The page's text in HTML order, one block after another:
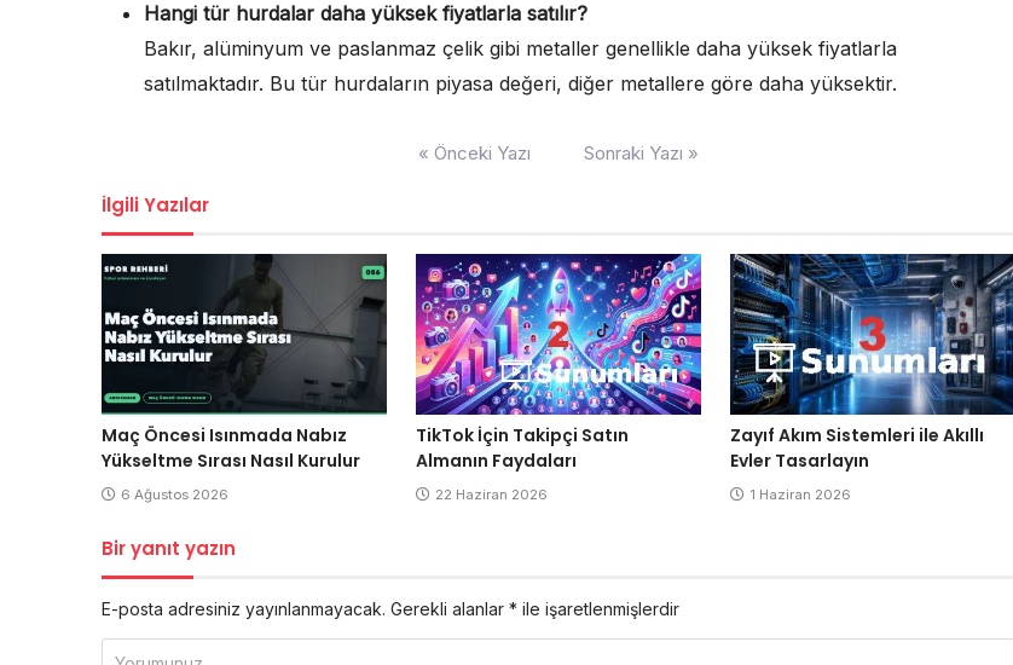
Hangi tür hurdalar daha yüksek fiyatlarla satılır?
Bakır, alüminyum ve paslanmaz çelik gibi metaller genellikle daha yüksek fiyatlarla
satılmaktadır. Bu tür hurdaların piyasa değeri, diğer metallere göre daha yüksektir.
« Önceki Yazı Sonraki Yazı »
İlgili Yazılar
Maç Öncesi Isınmada Nabız
Yükseltme Sırası Nasıl Kurulur
6 Ağustos 2026
TikTok İçin Takipçi Satın
Almanın Faydaları
22 Haziran 2026
Zayıf Akım Sistemleri ile Akıllı
Evler Tasarlayın
1 Haziran 2026
Bir yanıt yazın
E-posta adresiniz yayınlanmayacak. Gerekli alanlar * ile işaretlenmişlerdir